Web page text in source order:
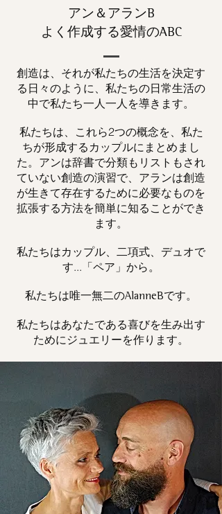
アン＆アランB
よく作成する愛情のABC
創造は、それが私たちの生活を決定す
る日々のように、私たちの日常生活の
中で私たち一人一人を導きます。
私たちは、これら2つの概念を、私た
ちが形成するカップルにまとめまし
た。アンは辞書で分類もリストもされ
ていない創造の演習で、アランは創造
が生きて存在するために必要なものを
拡張する方法を簡単に知ることができ
ます。
私たちはカップル、二項式、デュオで
す...「ペア」から。
私たちは唯一無二のAlanneBです。
私たちはあなたである喜びを生み出す
ためにジュエリーを作ります。